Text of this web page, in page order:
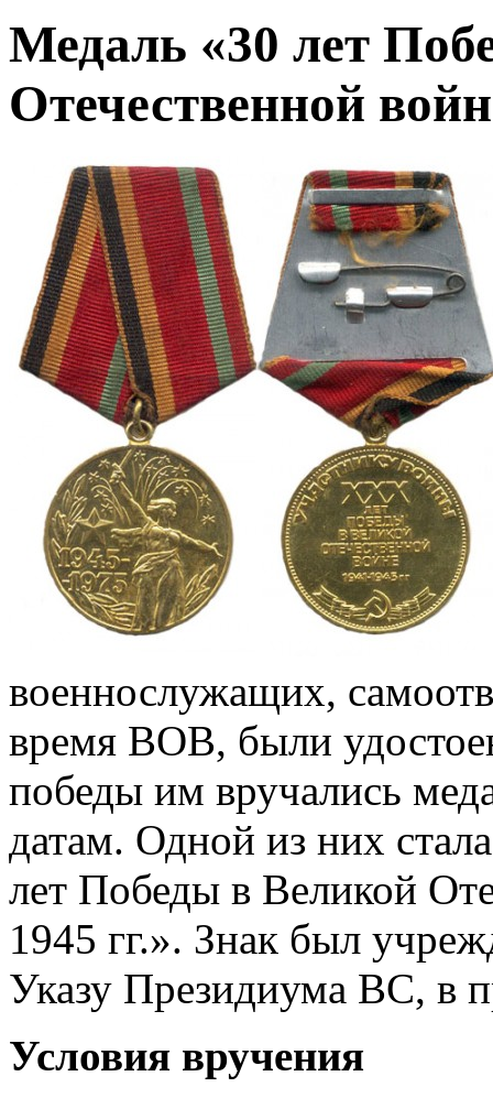
Медаль «30 лет
Отечественной
военнослужащих,
время ВОВ, были
победы им вручались
датам. Одной из них
лет Победы в Великой
1945 гг.». Знак был
Указу Президиума ВС, в
Условия вручения